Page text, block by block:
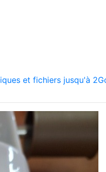
et fichiers jusqu'à